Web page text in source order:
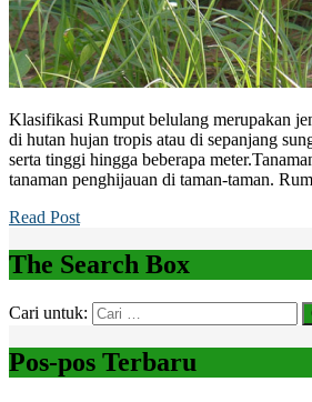
Klasifikasi Rumput belulang merupakan
di hutan hujan tropis atau di sepanjang
serta tinggi hingga beberapa
tanaman penghijauan di taman-taman.
Read Post
The Search Box
Cari untuk:
Pos-pos Terbaru